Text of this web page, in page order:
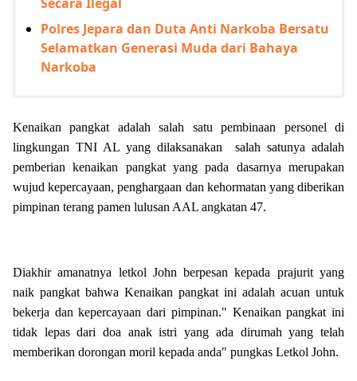
Polres Jepara dan Duta Anti Narkoba Bersatu
Selamatkan Generasi Muda dari Bahaya
Narkoba
Kenaikan pangkat adalah salah satu pembinaan personel di
lingkungan TNI AL yang dilaksanakan salah satunya adalah
pemberian kenaikan pangkat yang pada dasarnya merupakan
wujud kepercayaan, penghargaan dan kehormatan yang diberikan
pimpinan terang pamen lulusan AAL angkatan 47.
Diakhir amanatnya letkol John berpesan kepada prajurit yang
naik pangkat bahwa Kenaikan pangkat ini adalah acuan untuk
bekerja dan kepercayaan dari pimpinan." Kenaikan pangkat ini
tidak lepas dari doa anak istri yang ada dirumah yang telah
memberikan dorongan moril kepada anda" pungkas Letkol John.